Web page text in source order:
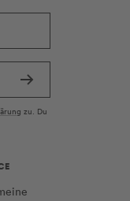
zu. Du